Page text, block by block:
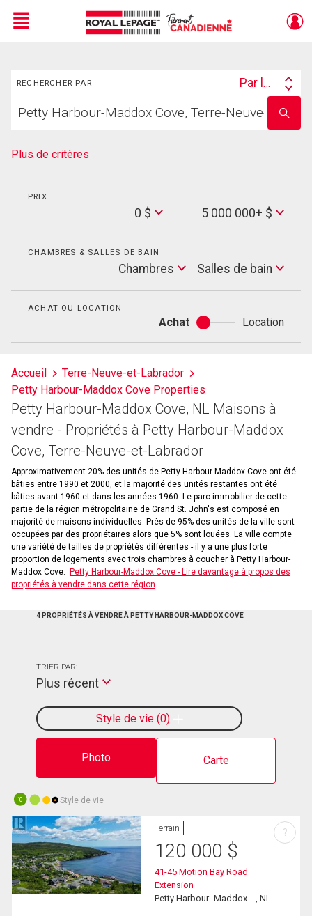
Menu
RECHERCHER PAR
Search
Par lieu
votre
nom
Plus de critères
PRIX
0 $
Max
Price
5 000 000+ $
CHAMBRES & SALLES DE BAIN
Chambres
Salles
de
Salles de bain
ACHAT OU LOCATION
Achat
Achat
ou
Location
Accueil
Terre-Neuve-et-Labrador
Petty Harbour-Maddox Cove Properties
Petty Harbour-Maddox Cove, NL Maisons à
vendre - Propriétés à Petty Harbour-Maddox
Cove, Terre-Neuve-et-Labrador
Approximativement 20% des unités de Petty Harbour-Maddox Cove ont été
bâties entre 1990 et 2000, et la majorité des unités restantes ont été
bâties avant 1960 et dans les années 1960. Le parc immobilier de cette
partie de la région métropolitaine de Grand St. John's est composé en
majorité de maisons individuelles. Près de 95% des unités de la ville sont
occupées par des propriétaires alors que 5% sont louées. La ville compte
une variété de tailles de propriétés différentes - il y a une plus forte
proportion de logements avec trois chambres à coucher à Petty Harbour-
Maddox Cove.
Petty Harbour-Maddox Cove - Lire davantage à propos des
propriétés à vendre dans cette région
4 PROPRIÉTÉS À VENDRE À PETTY HARBOUR-MADDOX COVE
Photo Carte
Style de vie 0
TRIER PAR:
Plus récent
10 Style de vie
Terrain
120 000 $
41-45 Motion Bay Road
Extension
Petty Harbour- Maddox ..., NL
?